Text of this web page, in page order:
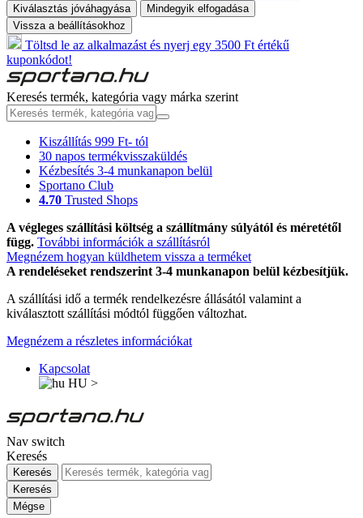
Kiválasztás jóváhagyása
Mindegyik elfogadása
Vissza a beállításokhoz
Töltsd le az alkalmazást és nyerj egy 3500 Ft értékű
kuponkódot!
Keresés termék, kategória vagy márka szerint
Kiszállítás 999 Ft- tól
30 napos termékvisszaküldés
Kézbesítés 3-4 munkanapon belül
Sportano Club
4.70 Trusted Shops
A végleges szállítási költség a szállítmány súlyától és méretétől
függ. További információk a szállításról
Megnézem hogyan küldhetem vissza a terméket
A rendeléseket rendszerint 3-4 munkanapon belül kézbesítjük.
A szállítási idő a termék rendelkezésre állásától valamint a
kiválasztott szállítási módtól függően változhat.
Megnézem a részletes információkat
Kapcsolat
HU >
Nav switch
Keresés
Keresés
Keresés
Mégse